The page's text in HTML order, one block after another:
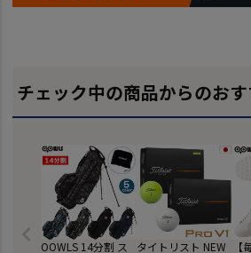
チェック中の商品からのお
OOWLS 14分割 ス
タイトリスト NEW